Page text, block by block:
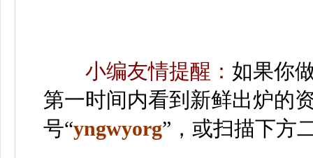
小编友情提醒： 如果你
第一时间内看到新鲜出炉的
号“yngwyorg” ，或扫描下方